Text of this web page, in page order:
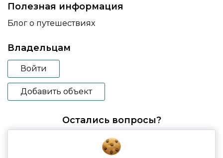
Полезная информация
Блог о путешествиях
Владельцам
Войти
Добавить объект
Остались вопросы?